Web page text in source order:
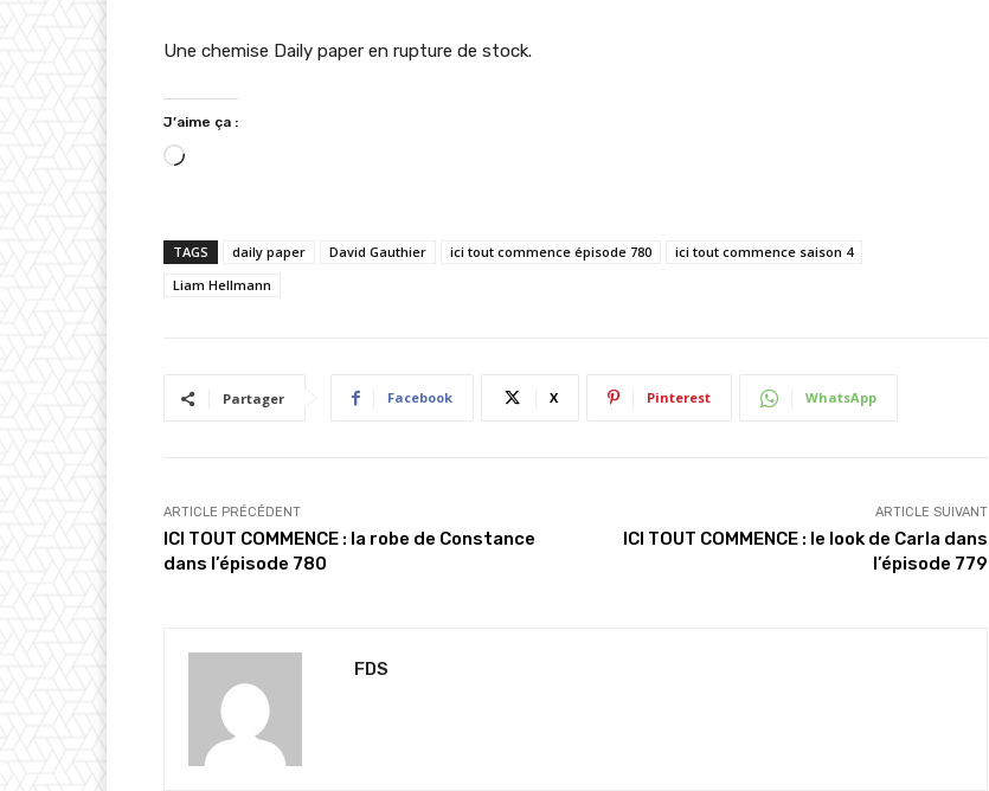
Une chemise Daily paper en rupture de stock.
J’aime ça :
C
r
g
TAGS daily paper David Gauthier ici tout commence épisode 780
ici tout commence saison 4
Liam Hellmann
Partager Facebook X Pinterest WhatsApp
ARTICLE PRÉCÉDENT
ICI TOUT COMMENCE : la robe de Constance
dans l’épisode 780
ARTICLE SUIVANT
ICI TOUT COMMENCE : le look de Carla dans
l’épisode 779
FDS